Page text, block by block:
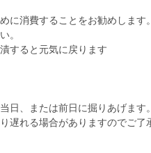
に消費することをお勧めします。
。
すると元気に戻ります
日、または前日に掘りあげます。